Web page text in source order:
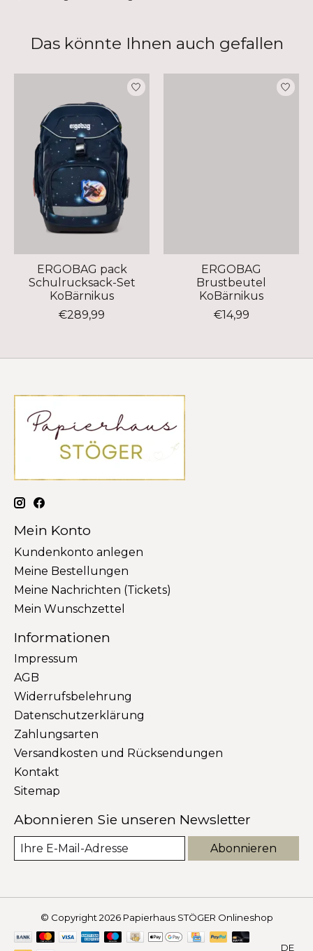
Das könnte Ihnen auch gefallen
Produkt-Karussell-Artikel
ERGOBAG pack
Schulrucksack-Set
KoBärnikus
€289,99
ERGOBAG
Brustbeutel
KoBärnikus
€14,99
Mein Konto
Kundenkonto anlegen
Meine Bestellungen
Meine Nachrichten (Tickets)
Mein Wunschzettel
Informationen
Impressum
AGB
Widerrufsbelehrung
Datenschutzerklärung
Zahlungsarten
Versandkosten und Rücksendungen
Kontakt
Sitemap
Abonnieren Sie unseren Newsletter
Abonnieren
© Copyright 2026 Papierhaus STÖGER Onlineshop
DE